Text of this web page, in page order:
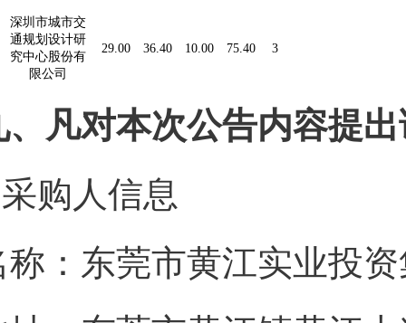
深圳市城市交
通规划设计研
究中心股份有
限公司
29.00 36.40 10.00 75.40 3
、凡对本次公告内容提
购人信息
称：东莞市黄江实业投